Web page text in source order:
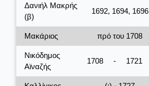
Δανιήλ Μακρής
(β)
1692, 1694, 1696
Μακάριος πρό του 1708
Νικόδημος
Αϊναζής
1708 - 1721